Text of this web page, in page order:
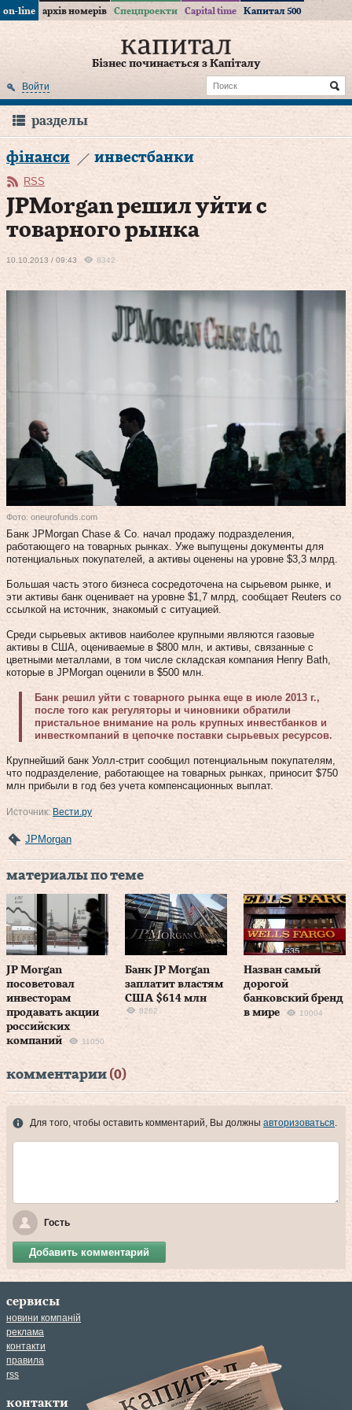
on-line архів номерів Спецпроекти Capital time Капитал 500
Бізнес починається з Капіталу
Войти
разделы
фінанси инвестбанки
RSS
JPMorgan решил уйти с
товарного рынка
10.10.2013 / 09:43 8342
Фото: oneurofunds.com
Банк JPMorgan Chase & Co. начал продажу подразделения,
работающего на товарных рынках. Уже выпущены документы для
потенциальных покупателей, а активы оценены на уровне $3,3 млрд.
Большая часть этого бизнеса сосредоточена на сырьевом рынке, и
эти активы банк оценивает на уровне $1,7 млрд, сообщает Reuters со
ссылкой на источник, знакомый с ситуацией.
Среди сырьевых активов наиболее крупными являются газовые
активы в США, оцениваемые в $800 млн, и активы, связанные с
цветными металлами, в том числе складская компания Henry Bath,
которые в JPMorgan оценили в $500 млн.
Банк решил уйти с товарного рынка еще в июле 2013 г.,
после того как регуляторы и чиновники обратили
пристальное внимание на роль крупных инвестбанков и
инвесткомпаний в цепочке поставки сырьевых ресурсов.
Крупнейший банк Уолл-стрит сообщил потенциальным покупателям,
что подразделение, работающее на товарных рынках, приносит $750
млн прибыли в год без учета компенсационных выплат.
Источник: Вести.ру
JPMorgan
материалы по теме
JP Morgan
посоветовал
инвесторам
продавать акции
российских
компаний
11050
Банк JP Morgan
заплатит властям
США $614 млн
8262
Назван самый
дорогой
банковский бренд
в мире
10004
комментарии (0)
Для того, чтобы оставить комментарий, Вы должны авторизоваться.
Гость
Добавить комментарий
сервисы
новини компаній
реклама
контакти
правила
rss
контакти